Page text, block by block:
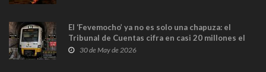
El ‘Fevemocho’ ya no es solo una chapuza: el
Tribunal de Cuentas cifra en casi 20 millones el
sobrecoste de los trenes que no cabían por los
30 de May de 2026